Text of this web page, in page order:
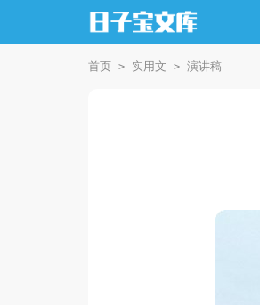
首页 > 实用文 > 演讲稿